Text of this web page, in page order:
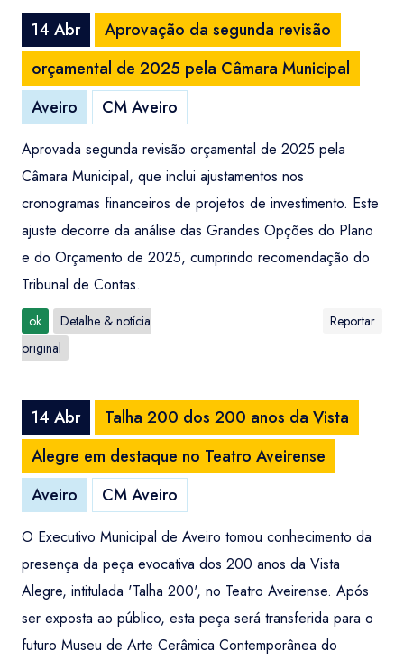
14 Abr
Aprovação da segunda revisão
orçamental de 2025 pela Câmara Municipal
Aveiro
CM Aveiro
Aprovada segunda revisão orçamental de 2025 pela
Câmara Municipal, que inclui ajustamentos nos
cronogramas financeiros de projetos de investimento. Este
ajuste decorre da análise das Grandes Opções do Plano
e do Orçamento de 2025, cumprindo recomendação do
Tribunal de Contas.
ok
Detalhe & notícia
original
Reportar
14 Abr
Talha 200 dos 200 anos da Vista
Alegre em destaque no Teatro Aveirense
Aveiro
CM Aveiro
O Executivo Municipal de Aveiro tomou conhecimento da
presença da peça evocativa dos 200 anos da Vista
Alegre, intitulada 'Talha 200', no Teatro Aveirense. Após
ser exposta ao público, esta peça será transferida para o
futuro Museu de Arte Cerâmica Contemporânea do